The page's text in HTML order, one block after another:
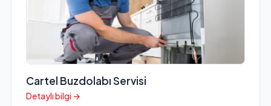
Cartel Buzdolabı Servisi
Detaylı bilgi →